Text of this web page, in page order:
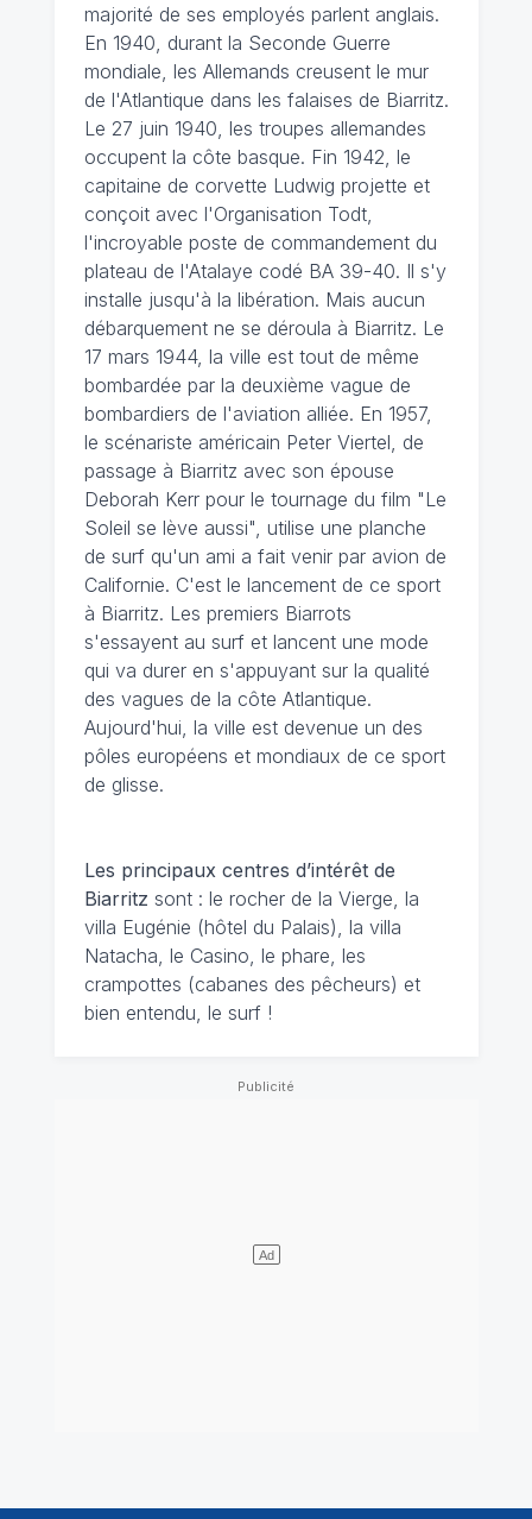
majorité de ses employés parlent anglais.
En 1940, durant la Seconde Guerre
mondiale, les Allemands creusent le mur
de l'Atlantique dans les falaises de Biarritz.
Le 27 juin 1940, les troupes allemandes
occupent la côte basque. Fin 1942, le
capitaine de corvette Ludwig projette et
conçoit avec l'Organisation Todt,
l'incroyable poste de commandement du
plateau de l'Atalaye codé BA 39-40. Il s'y
installe jusqu'à la libération. Mais aucun
débarquement ne se déroula à Biarritz. Le
17 mars 1944, la ville est tout de même
bombardée par la deuxième vague de
bombardiers de l'aviation alliée. En 1957,
le scénariste américain Peter Viertel, de
passage à Biarritz avec son épouse
Deborah Kerr pour le tournage du film "Le
Soleil se lève aussi", utilise une planche
de surf qu'un ami a fait venir par avion de
Californie. C'est le lancement de ce sport
à Biarritz. Les premiers Biarrots
s'essayent au surf et lancent une mode
qui va durer en s'appuyant sur la qualité
des vagues de la côte Atlantique.
Aujourd'hui, la ville est devenue un des
pôles européens et mondiaux de ce sport
de glisse.
Les principaux centres d’intérêt de
Biarritz sont : le rocher de la Vierge, la
villa Eugénie (hôtel du Palais), la villa
Natacha, le Casino, le phare, les
crampottes (cabanes des pêcheurs) et
bien entendu, le surf !